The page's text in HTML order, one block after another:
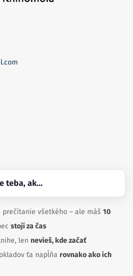
teba, ak…
všetkého – ale máš 10
stojí za čas
len nevieš, kde začať
ťa napĺňa rovnako ako ich